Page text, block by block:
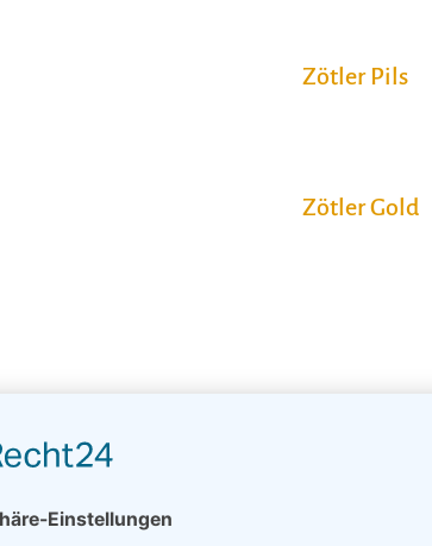
Zötler Pils
Zötler Gold